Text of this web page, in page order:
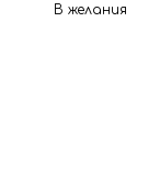
В желания